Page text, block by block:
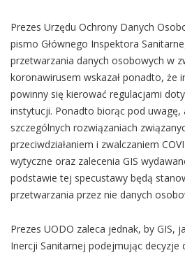
Prezes Urzędu Ochrony Danych
pismo Głównego Inspektora
przetwarzania danych osobowych w
koronawirusem wskazał ponadto, że
powinny się kierować regulacjami
instytucji. Ponadto biorąc pod uwagę,
szczególnych rozwiązaniach
przeciwdziałaniem i zwalczaniem
wytyczne oraz zalecenia GIS
podstawie tej specustawy będą
przetwarzania przez nie danych
Prezes UODO zaleca jednak, by GIS,
Inercji Sanitarnej podejmując decyzje